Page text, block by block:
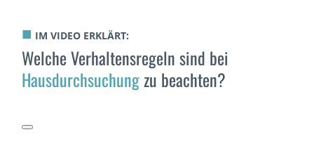
■ IM VIDEO ERKLÄRT:
Welche Verhaltensregeln sind bei
Hausdurchsuchungzu beachten?